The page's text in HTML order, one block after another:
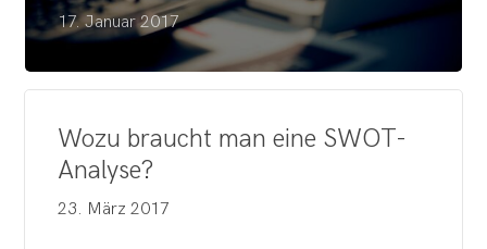
17. Januar 2017
Wozu braucht man eine SWOT-
Analyse?
23. März 2017